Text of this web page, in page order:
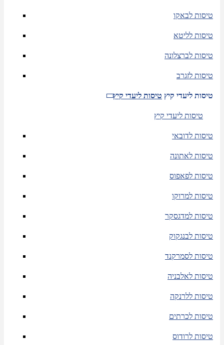
טיסות לבאקו
טיסות לליטא
טיסות לברצלונה
טיסות לזגרב
טיסות ליעדי קיץ טיסות ליעדי קיץ
טיסות ליעדי קיץ
טיסות לדובאי
טיסות לאתונה
טיסות לפאפוס
טיסות למרוקו
טיסות למדגסקר
טיסות לבנגקוק
טיסות לסמרקנד
טיסות לאלבניה
טיסות ללרנקה
טיסות לכרתים
טיסות לרודוס